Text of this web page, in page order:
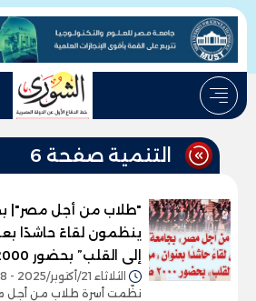
التنمية صفحة 6
"طلاب من أجل مصر"|
ينظمون لقاءً حاشدًا
إلى القلب” بحضور 2000 طالب
الثلاثاء 21/أكتوبر/2025 - 03:28 م
نظّمت أسرة طلاب من أجل